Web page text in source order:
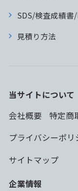
SDS/検査成績書
見積り方法
当サイトについて
会社概要
特定商
プライバシーポリ
サイトマップ
企業情報